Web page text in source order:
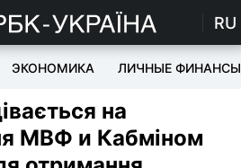
RU
ЭКОНОМИКА ЛИЧНЫЕ ФИНАНСЫ
на
МВФ и Кабміном